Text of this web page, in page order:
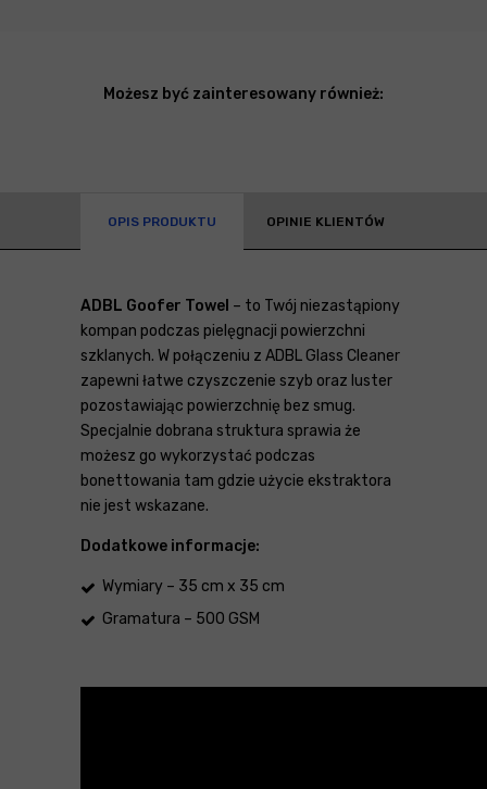
Możesz być zainteresowany również:
OPIS PRODUKTU OPINIE KLIENTÓW
ADBL Goofer Towel – to Twój niezastąpiony
kompan podczas pielęgnacji powierzchni
szklanych. W połączeniu z ADBL Glass Cleaner
zapewni łatwe czyszczenie szyb oraz luster
pozostawiając powierzchnię bez smug.
Specjalnie dobrana struktura sprawia że
możesz go wykorzystać podczas
bonettowania tam gdzie użycie ekstraktora
nie jest wskazane.
Dodatkowe informacje:
Wymiary – 35 cm x 35 cm
Gramatura – 500 GSM